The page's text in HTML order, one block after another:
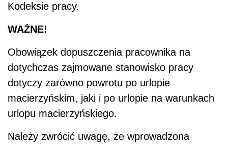
Kodeksie pracy.
WAŻNE!
Obowiązek dopuszczenia pracownika na
dotychczas zajmowane stanowisko pracy
dotyczy zarówno powrotu po urlopie
macierzyńskim, jaki i po urlopie na warunkach
urlopu macierzyńskiego.
Należy zwrócić uwagę, że wprowadzona